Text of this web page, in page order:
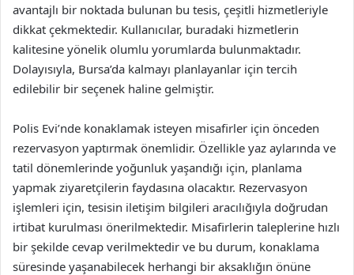
avantajlı bir noktada bulunan bu tesis, çeşitli hizmetleriyle
dikkat çekmektedir. Kullanıcılar, buradaki hizmetlerin
kalitesine yönelik olumlu yorumlarda bulunmaktadır.
Dolayısıyla, Bursa’da kalmayı planlayanlar için tercih
edilebilir bir seçenek haline gelmiştir.
Polis Evi’nde konaklamak isteyen misafirler için önceden
rezervasyon yaptırmak önemlidir. Özellikle yaz aylarında ve
tatil dönemlerinde yoğunluk yaşandığı için, planlama
yapmak ziyaretçilerin faydasına olacaktır. Rezervasyon
işlemleri için, tesisin iletişim bilgileri aracılığıyla doğrudan
irtibat kurulması önerilmektedir. Misafirlerin taleplerine hızlı
bir şekilde cevap verilmektedir ve bu durum, konaklama
süresinde yaşanabilecek herhangi bir aksaklığın önüne